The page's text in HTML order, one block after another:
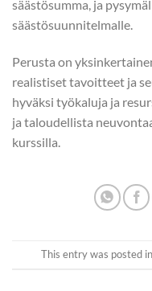
säästösumma, ja
säästösuunnitelmalle.
Perusta on
realistiset tavoitteet ja
hyväksi työkaluja ja
ja taloudellista
kurssilla.
This entry was posted in